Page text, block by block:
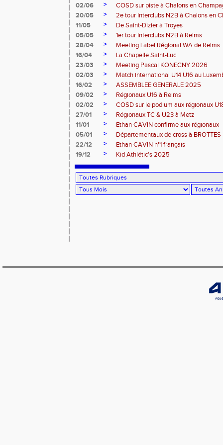
02/06
>
COSD sur piste à Chalons en
20/05
>
2e tour Interclubs N2B à Chalons en
11/05
>
De Saint-Dizier à Troyes
05/05
>
1er tour Interclubs N2B à Reims
28/04
>
Meeting Label Régional WA de Reims
16/04
>
La Chapelle Saint-Luc
23/03
>
Meeting Pascal KONECNY 2026
02/03
>
Match international U14 U16 au
16/02
>
ASSEMBLEE GENERALE 2025
09/02
>
Régionaux U16 à Reims
02/02
>
COSD sur le podium aux régionaux
27/01
>
Régionaux TC & U23 à Metz
11/01
>
Ethan CAVIN confirme aux régionaux
05/01
>
Départementaux de cross à BROTTES
22/12
>
Ethan CAVIN n°1 français
19/12
> Kid Athlétic's 2025